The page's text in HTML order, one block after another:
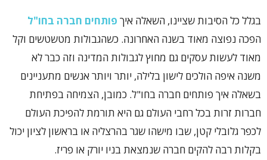
בגלל כל הסיבות שציינו, השאלה איך פותחים חברה בחו"ל
הפכה נפוצה מאוד בשנה האחרונה. כשהגבולות מטשטשים וקל
מאוד לעשות עסקים גם מחוץ לגבולות המדינה וזה כבר לא
משנה איפה הולכים לישון בלילה, יותר ויותר אנשים מתעניינים
בשאלה איך פותחים חברה בחו"ל. כמובן, הצמיחה בפתיחת
חברות זרות בכל רחבי העולם גם היא תורמת להפיכת העולם
לכפר גלובלי קטן, שבו מישהו שגר בהרצליה או בראשון לציון יכול
בקלות רבה להקים חברה שנמצאת בניו יורק או פריז.